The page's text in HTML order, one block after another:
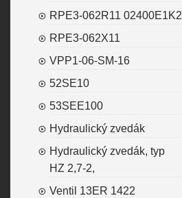
RPE3-062R11 02400E1K2
RPE3-062X11
VPP1-06-SM-16
52SE10
53SEE100
Hydraulický zvedák
Hydraulický zvedák, typ
HZ 2,7-2,
Ventil 13ER 1422